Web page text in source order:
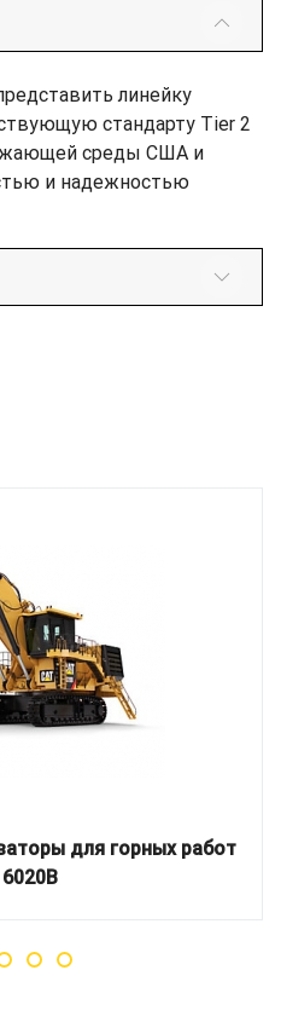
линейку
стандарту Tier 2
среды США и
и надежностью
для горных работ